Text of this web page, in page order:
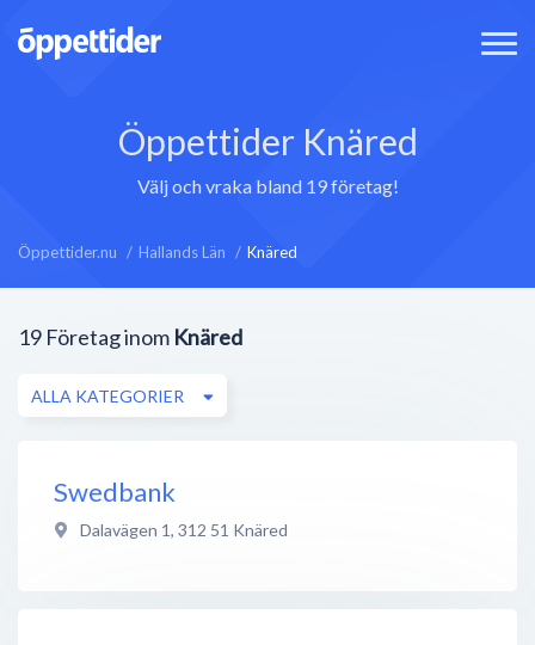
Öppettider Knäred
Välj och vraka bland 19 företag!
Öppettider.nu Hallands Län Knäred
19 Företag inom Knäred
ALLA KATEGORIER
Swedbank
Dalavägen 1, 312 51 Knäred